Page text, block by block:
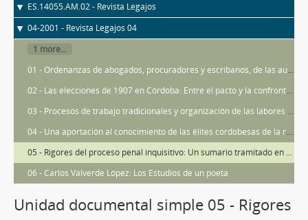
ES.14055.AM.02 - Revista Legajos
04-2001 - Revista Legajos 04
1 more...
01 - Ordenanzas de abogados, procuradores y escribanos, de las audiencias de Córdoba (1498 - 1516)
02 - Las elecciones de 1907 en Córdoba: Entre el pacto y la confrontación ideológica
03 - Procesos de trabajo tradicionales y organización de las labores agrarias en Priego de Córdoba (ss.XVIII - XX)
04 - Una aportación al conocimiento de las élites cordobesas de la revolución liberal. Agustín Álvarez de Sotomayor Domínguez (1793 - 1855)
05 - Rigores del proceso penal inquisitivo: Un sumario tramitado en Cabra a finales del s.XVIII
06 - Carlos Valverde López: Los Estudios de un poeta
Unidad documental simple 05 - Rigores